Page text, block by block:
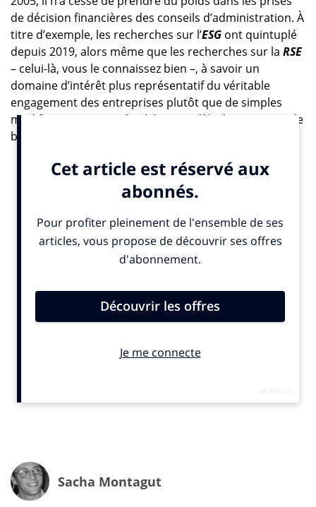
de décision financières des conseils d’administration. À
titre d’exemple, les recherches sur l’ESGont quintuplé
depuis 2019, alors même que les recherches sur la RSE
– celui-là, vous le connaissez bien –, à savoir un
domaine d’intérêt plus représentatif du véritable
engagement des entreprises plutôt que de simples
modifications apportées à leur modèle économique de
base, ont diminué.
Selon le rapportSustainibility reporting in focus, publié
en 2021, plus de 90 % des
S&P 500et environ 70 % des entreprises
Russell 1000publient désormais, d’une manière ou
d’une autre, des rapports
ESG sur leurs activités. Dans
tous les secteurs, dans toutes les tailles d’entreprise et
bien au-delà des frontières européennes, les
et donc aux agences de notations qui la contrôle. Une
poignée d’entre elles dominent actuellement le
Sustainalytics, qui a été racheté par Morningstar en 2020
tant.
Sacha Montagut